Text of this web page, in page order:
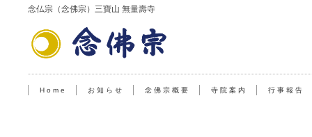
念仏宗（念佛宗）三寶山 無量壽寺
H o m e お 知 ら せ 念 佛 宗 概 要 寺 院 案 内 行 事 報 告